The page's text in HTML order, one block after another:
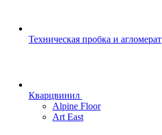
Техническая пробка и агломерат
Кварцвинил
Alpine Floor
Art East